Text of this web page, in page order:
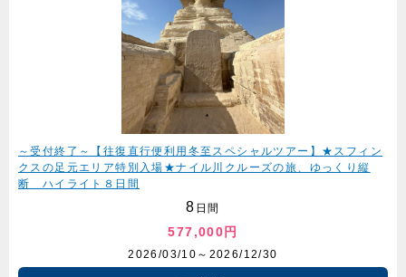
～受付終了～【往復直行便利用冬至スペシャルツアー】★スフィン
クスの足元エリア特別入場★ナイル川クルーズの旅、ゆっくり縦
断 ハイライト８日間
8 日間
577,000円
2026/03/10～2026/12/30